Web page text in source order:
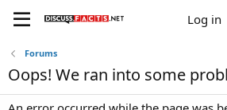
Log in
Forums
Oops! We ran into some